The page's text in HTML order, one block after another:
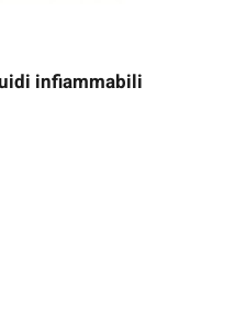
infiammabili